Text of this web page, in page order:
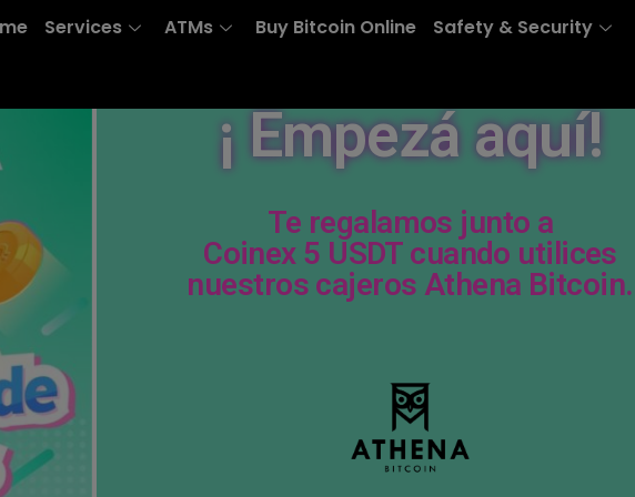
Services ATMs Buy Bitcoin Online Safety & Security
¡ Empezá aquí!
Te regalamos junto a
Coinex 5 USDT cuando utilices
nuestros cajeros Athena Bitcoin.